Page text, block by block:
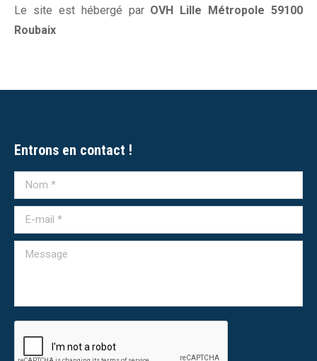
Le site est hébergé par OVH Lille Métropole 59100
Roubaix
Entrons en contact !
Nom *
E-mail *
Message